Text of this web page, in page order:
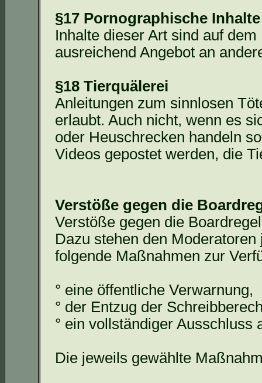
§17 Pornographische Inhalte
Inhalte dieser Art sind auf
ausreichend Angebot an
§18 Tierquälerei
Anleitungen zum sinnlosen
erlaubt. Auch nicht, wenn es
oder Heuschrecken handeln
Videos gepostet werden, die
Verstöße gegen die
Verstöße gegen die
Dazu stehen den
folgende Maßnahmen zur
° eine öffentliche Verwarnung,
° der Entzug der
° ein vollständiger Ausschluss
Die jeweils gewählte